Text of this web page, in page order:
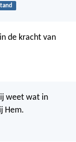
de kracht van
weet wat in
Hem.